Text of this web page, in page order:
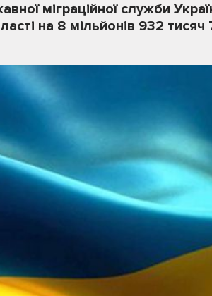
міграційної служби
на 8 мільйонів 932 тисяч